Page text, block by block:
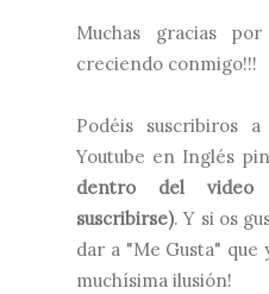
Muchas gracias
creciendo conmigo!!!
Podéis suscribiros
Youtube en Inglés
dentro del
suscribirse). Y si os
dar a "Me Gusta" que
muchísima ilusión!